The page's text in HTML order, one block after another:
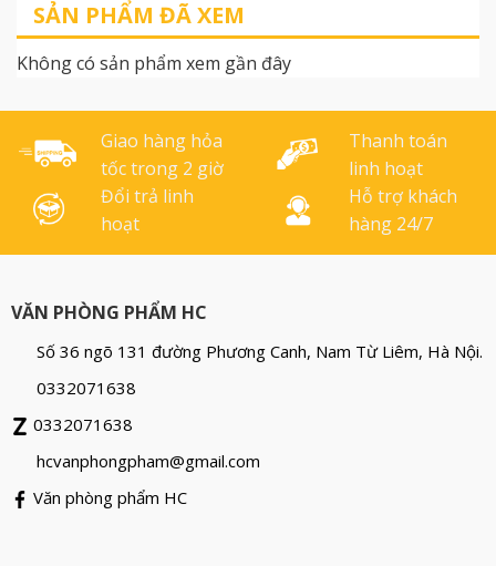
LR03/AM4/1.5V
SẢN PHẨM: Ngòi bút
đều, đẹp, rõ ràng, viết êm
nhẹ nhàng, [...]
SẢN PHẨM ĐÃ XEM
Không có sản phẩm xem gần đây
Giao hàng hỏa
tốc trong 2 giờ
Thanh toán
linh hoạt
Đổi trả linh
hoạt
Hỗ trợ khách
hàng 24/7
VĂN PHÒNG PHẨM HC
Số 36 ngõ 131 đường Phương Canh, Nam Từ Liêm, Hà Nội.
0332071638
0332071638
hcvanphongpham@gmail.com
Văn phòng phẩm HC